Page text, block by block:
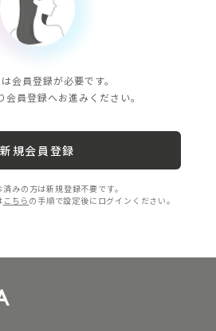
会員登録が必要です。
会員登録へお進みください。
新規会員登録
みの方は新規登録不要です。
こちら の手順で設定後にログインください。